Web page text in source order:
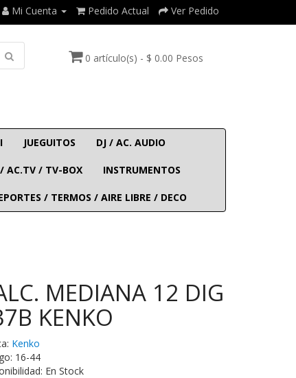
Mi Cuenta Pedido Actual Ver Pedido
0 artículo(s) - $ 0.00 Pesos
JUEGUITOS DJ / AC. AUDIO
AC.TV / TV-BOX INSTRUMENTOS
/ TERMOS / AIRE LIBRE / DECO
MEDIANA 12 DIG
KENKO
Kenko
16-44
En Stock